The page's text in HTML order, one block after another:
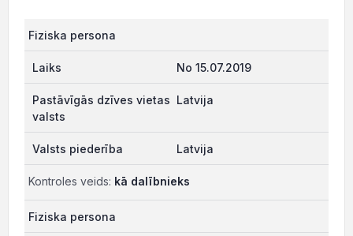
Fiziska persona
No 15.07.2019
Latvija
Latvija
Kontroles veids: kā dalībnieks
Fiziska persona